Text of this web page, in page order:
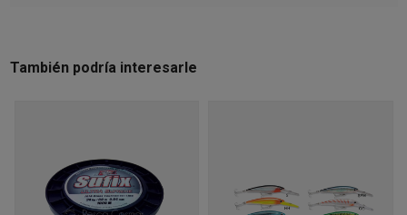
También podría interesarle